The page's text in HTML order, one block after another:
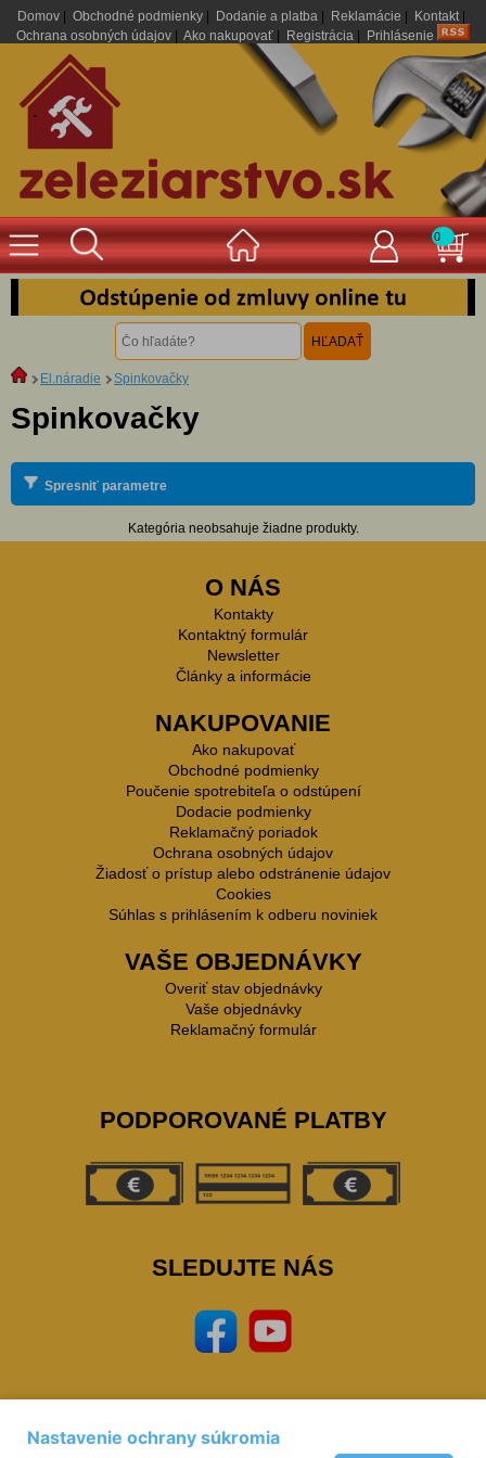
Domov Obchodné podmienky Dodanie a platba Reklamácie Kontakt|
Ochrana osobných údajov
Ako nakupovať Registrácia Prihlásenie
.
0
El.náradie Spinkovačky
Spinkovačky
Spresniť parametre
Kategória neobsahuje žiadne produkty.
O NÁS
Kontakty
Kontaktný formulár
Newsletter
Články a informácie
NAKUPOVANIE
Ako nakupovať
Obchodné podmienky
Poučenie spotrebiteľa o odstúpení
Dodacie podmienky
Reklamačný poriadok
Ochrana osobných údajov
Žiadosť o prístup alebo odstránenie údajov
Cookies
Súhlas s prihlásením k odberu noviniek
VAŠE OBJEDNÁVKY
Overiť stav objednávky
Vaše objednávky
Reklamačný formulár
PODPOROVANÉ PLATBY
SLEDUJTE NÁS
Prevádzkovateľ: © Miloš Sipták - zeleziarstvo.sk 2023, zeleziarstvo, eshop,
Nastavenie ochrany súkromia